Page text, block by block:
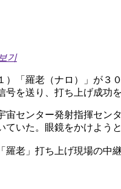
기
「羅老（ナロ）」が
を送り、打ち上げ成功
宙センター発射指揮セ
いた。眼鏡をかけよう
老」打ち上げ現場の